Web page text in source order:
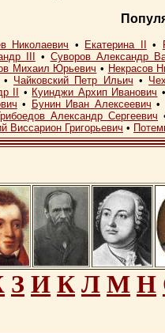
Николаевич • Екатерина II •
III • Суворов Александр
Михаил Юрьевич • Некрасов
Чайковский Петр Ильич •
II • Куинджи Архип Иванович
• Бунин Иван Алексеевич •
Александр Сергеевич
Виссарион Григорьевич •
З И К Л М Н